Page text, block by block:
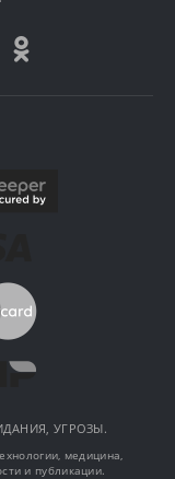
УГРОЗЫ.
медицина,
и публикации.